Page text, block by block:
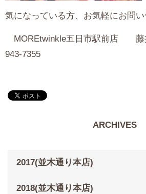
気になっている方、お気軽にお問
MOREtwinkle五日市駅前店
943-7355
ARCHIVES
2017(並木通り本店)
2018(並木通り本店)